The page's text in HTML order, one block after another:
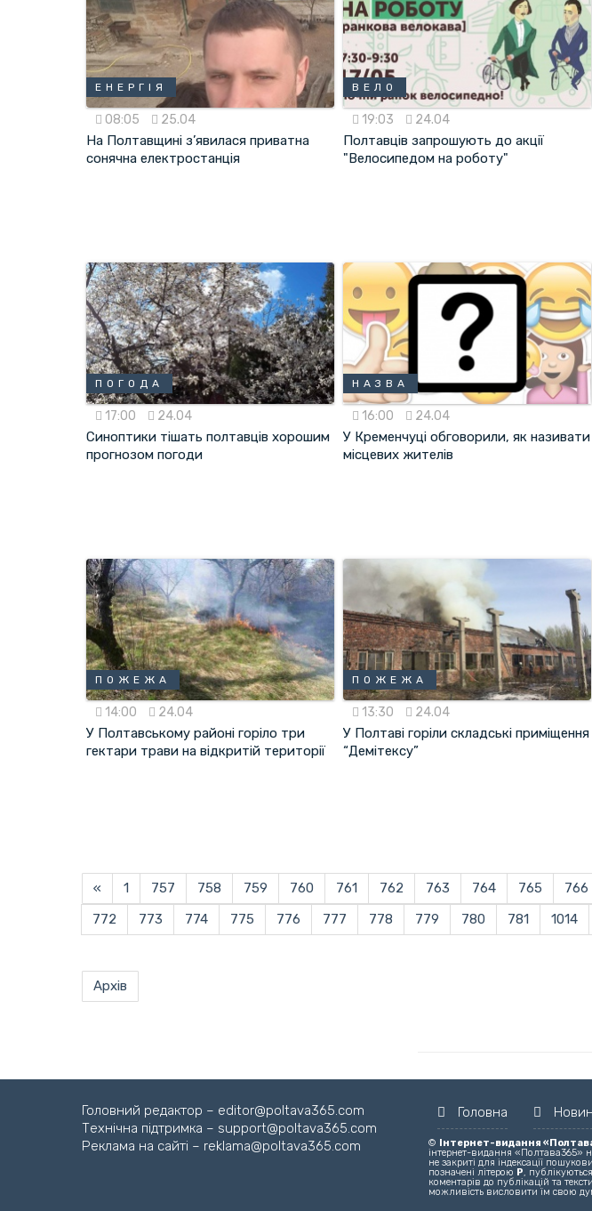
ЕНЕРГІЯ
08:05 25.04
На Полтавщині з’явилася приватна
сонячна електростанція
ВЕЛО
19:03 24.04
Полтавців запрошують до акції
"Велосипедом на роботу"
ПОГОДА
17:00 24.04
Синоптики тішать полтавців хорошим
прогнозом погоди
НАЗВА
16:00 24.04
У Кременчуці обговорили, як називати
місцевих жителів
ПОЖЕЖА
14:00 24.04
У Полтавському районі горіло три
гектари трави на відкритій території
ПОЖЕЖА
13:30 24.04
У Полтаві горіли складські приміщення
“Демітексу”
« 1 757 758 759 760 761 762 763 764 765 766
772
773 774 775 776 777 778 779 780 781 1014
Архів
Головний редактор – editor@poltava365.com
Технічна підтримка – support@poltava365.com
Реклама на сайті – reklama@poltava365.com
Головна
© Інтернет-видання
інтернет-видання «Полтава365»
не закриті для індексації
позначені літерою Р,
коментарів до публікацій та
можливість висловити їм свою